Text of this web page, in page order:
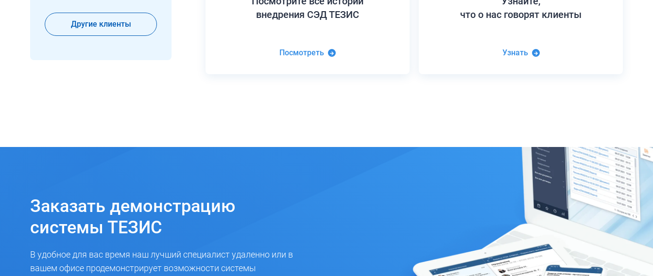
Другие клиенты
внедрения СЭД ТЕЗИС
Посмотреть
что о нас говорят клиенты
Узнать
Заказать демонстрацию
системы ТЕЗИС
В удобное для вас время наш лучший специалист удаленно или в
вашем офисе продемонстрирует возможности системы